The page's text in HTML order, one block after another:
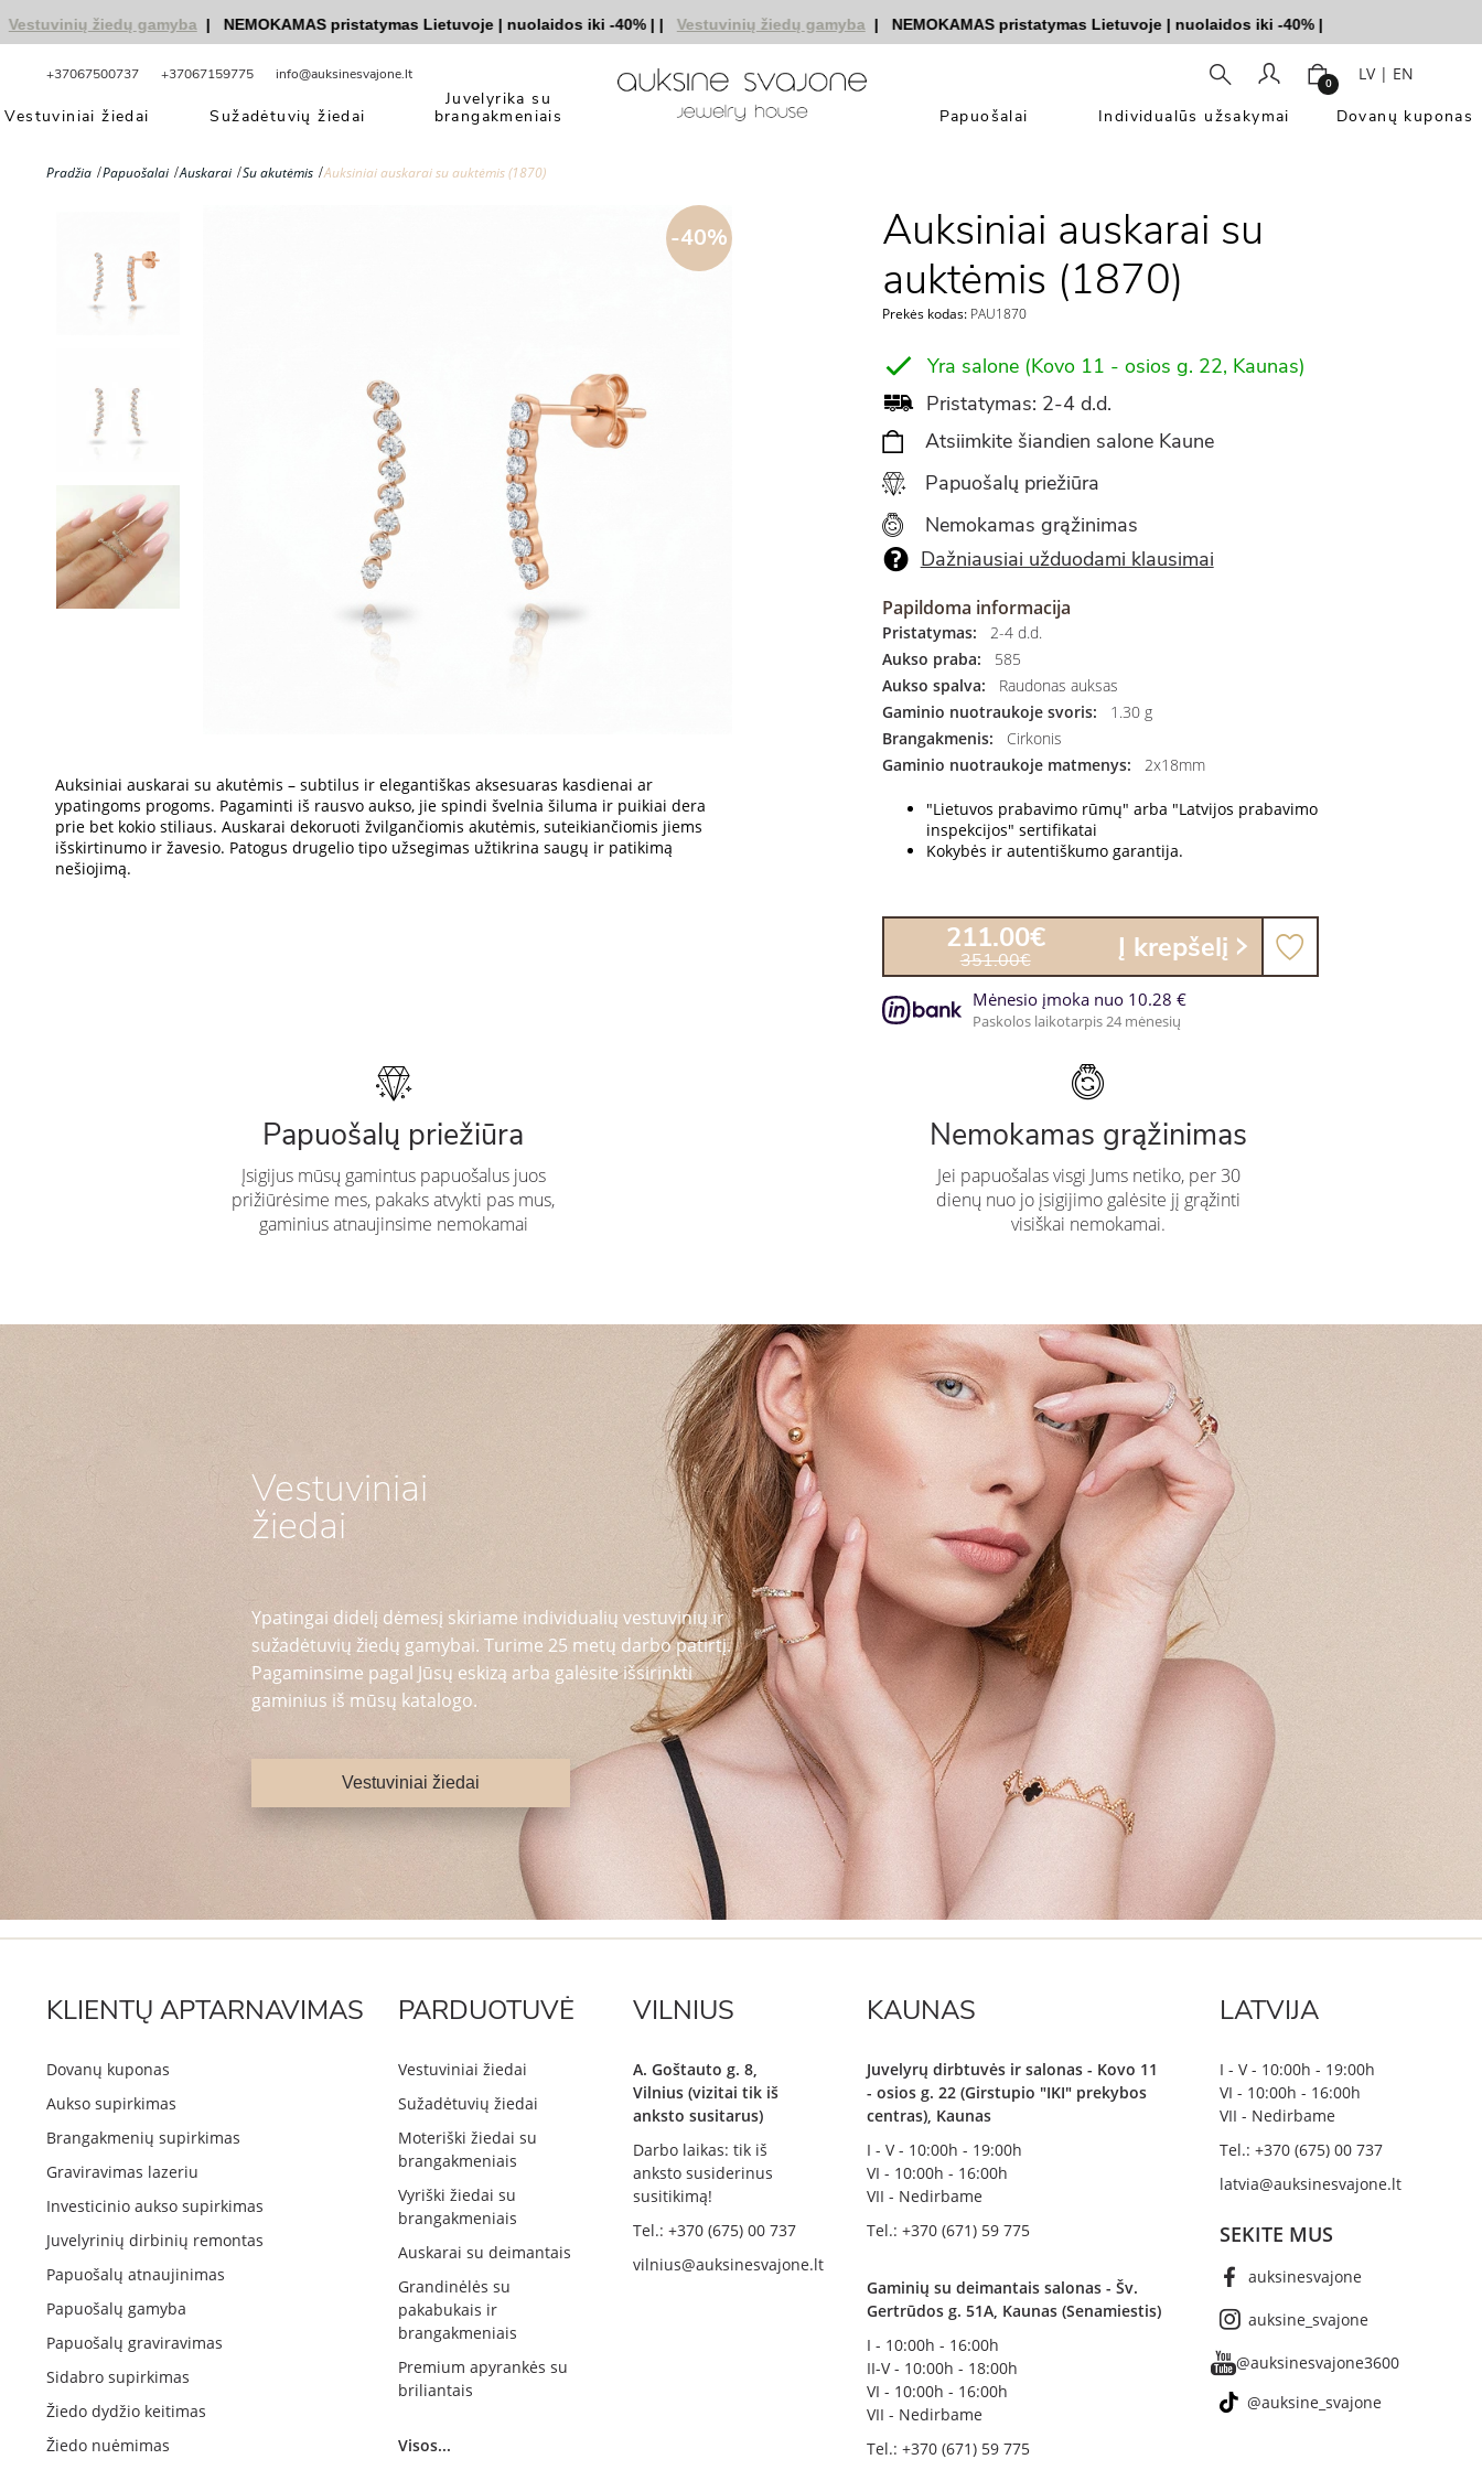
žiedų gamyba | NEMOKAMAS pristatymas Lietuvoje|nuolaidos iki -40%|| Vestuvinių žiedų gamyba | NEMOKAMAS pristatymas Lietuvoje|nuolaidos iki -40%|
+37067500737 +37067159775 info@auksinesvajone.lt 0 LV| EN
Vestuviniai žiedai Sužadėtuvių žiedai
Juvelyrika su
brangakmeniais
Papuošalai Individualūs užsakymai Dovanų kuponas
Pradžia Papuošalai Auskarai Su akutėmis Auksiniai auskarai su auktėmis (1870)
-40%
Auksiniai auskarai su akutėmis – subtilus ir elegantiškas aksesuaras kasdienai ar
ypatingoms progoms. Pagaminti iš rausvo aukso, jie spindi švelnia šiluma ir puikiai dera
prie bet kokio stiliaus. Auskarai dekoruoti žvilgančiomis akutėmis, suteikiančiomis jiems
išskirtinumo ir žavesio. Patogus drugelio tipo užsegimas užtikrina saugų ir patikimą
nešiojimą.
Auksiniai auskarai su
auktėmis (1870)
Prekės kodas:PAU1870
Yra salone (Kovo 11 - osios g. 22, Kaunas)
Pristatymas: 2-4 d.d.
Atsiimkite šiandien salone Kaune
Papuošalų priežiūra
Nemokamas grąžinimas
Dažniausiai užduodami klausimai
Papildoma informacija
Pristatymas:
2-4 d.d.
Aukso praba:
585
Aukso spalva:
Raudonas auksas
Gaminio nuotraukoje svoris:
1.30 g
Brangakmenis:
Cirkonis
Gaminio nuotraukoje matmenys:
2x18mm
"Lietuvos prabavimo rūmų" arba "Latvijos prabavimo
inspekcijos" sertifikatai
Kokybės ir autentiškumo garantija.
211.00€
351.00€ Į krepšelį
Mėnesio įmoka nuo 10.28 €
Paskolos laikotarpis 24 mėnesių
Papuošalų priežiūra
Įsigijus mūsų gamintus papuošalus juos
prižiūrėsime mes, pakaks atvykti pas mus,
gaminius atnaujinsime nemokamai
Nemokamas grąžinimas
Jei papuošalas visgi Jums netiko, per 30
dienų nuo jo įsigijimo galėsite jį grąžinti
visiškai nemokamai.
Vestuviniai
žiedai
Ypatingai didelį dėmesį skiriame individualių vestuvinių ir
sužadėtuvių žiedų gamybai. Turime 25 metų darbo patirtį.
Pagaminsime pagal Jūsų eskizą arba galėsite išsirinkti
gaminius iš mūsų katalogo.
Vestuviniai žiedai
KLIENTŲ APTARNAVIMAS
Dovanų kuponas
Aukso supirkimas
Brangakmenių supirkimas
Graviravimas lazeriu
Investicinio aukso supirkimas
Juvelyrinių dirbinių remontas
Papuošalų atnaujinimas
Papuošalų gamyba
Papuošalų graviravimas
Sidabro supirkimas
Žiedo dydžio keitimas
Žiedo nuėmimas
PARDUOTUVĖ
Vestuviniai žiedai
Sužadėtuvių žiedai
Moteriški žiedai su
brangakmeniais
Vyriški žiedai su
brangakmeniais
Auskarai su deimantais
Grandinėlės su
pakabukais ir
brangakmeniais
Premium apyrankės su
briliantais
Visos...
VILNIUS
A. Goštauto g. 8,
Vilnius (vizitai tik iš
anksto susitarus)
Darbo laikas: tik iš
anksto susiderinus
susitikimą!
Tel.: +370 (675) 00 737
vilnius@auksinesvajone.lt
KAUNAS
Juvelyrų dirbtuvės ir salonas - Kovo 11
- osios g. 22 (Girstupio "IKI" prekybos
centras), Kaunas
I - V - 10:00h - 19:00h
VI - 10:00h - 16:00h
VII - Nedirbame
Tel.: +370 (671) 59 775
Gaminių su deimantais salonas - Šv.
Gertrūdos g. 51A, Kaunas (Senamiestis)
I - 10:00h - 16:00h
II-V - 10:00h - 18:00h
VI - 10:00h - 16:00h
VII - Nedirbame
Tel.: +370 (671) 59 775
LATVIJA
I - V - 10:00h - 19:00h
VI - 10:00h - 16:00h
VII - Nedirbame
Tel.: +370 (675) 00 737
latvia@auksinesvajone.lt
SEKITE MUS
auksinesvajone
auksine_svajone
@auksinesvajone3600
@auksine_svajone